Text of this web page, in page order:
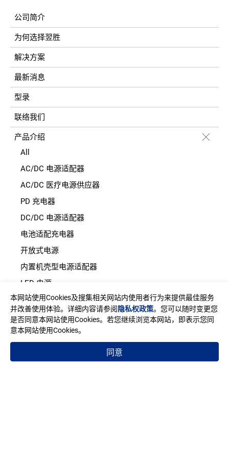
公司简介
为何选择翌胜
解决方案
最新消息
型录
联络我们
产品介绍
All
AC/DC 电源适配器
AC/DC 医疗电源供应器
PD 充电器
DC/DC 电源适配器
电池适配充电器
开放式电源
内置机壳型电源适配器
LED 电源
CRPS 电源
地址
台湾新北市中和区建一路150号11楼之2(E栋)
邮箱
本网站使用Cookies及搜集相关网站内使用者行为来提供最佳服务
并改善使用体验。详细内容请参阅 隐私权政策。您可以随时变更您
是否同意本网站使用Cookies。若您继续浏览本网站，即表示您同
意本网站使用Cookies。
同意